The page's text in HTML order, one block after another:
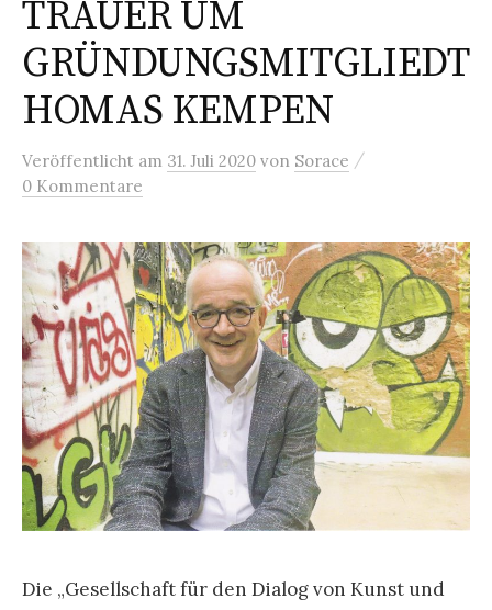
TRAUER UM
GRÜNDUNGSMITGLIEDT
HOMAS KEMPEN
Veröffentlicht am 31. Juli 2020 von Sorace /
0 Kommentare
Die „Gesellschaft für den Dialog von Kunst und